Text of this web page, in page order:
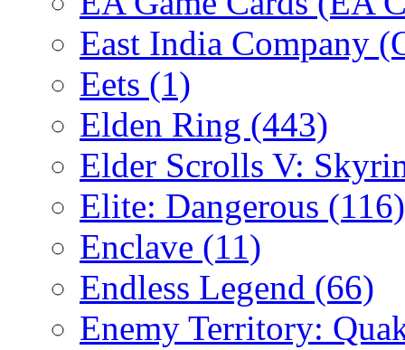
East India Company
Eets (1)
Elden Ring (443)
Elder Scrolls V:
Elite: Dangerous (116)
Enclave (11)
Endless Legend (66)
Enemy Territory: